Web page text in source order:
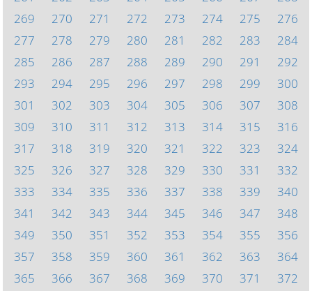
269
270 271 272 273 274 275
276
277
278 279 280 281 282 283
284
285
286 287 288 289 290 291
292
293
294 295 296 297 298 299
300
301
302 303 304 305 306 307
308
309
310 311 312 313 314 315
316
317
318 319 320 321 322 323
324
325
326 327 328 329 330 331
332
333
334 335 336 337 338 339
340
341
342 343 344 345 346 347
348
349
350 351 352 353 354 355
356
357
358 359 360 361 362 363
364
365
366 367 368 369 370 371 372